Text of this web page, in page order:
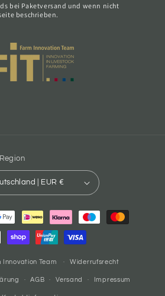
bei Paketversand und wenn nicht
beschrieben.
Deutschland | EUR €
Innovation Team Widerrufsrecht
AGB Versand Impressum